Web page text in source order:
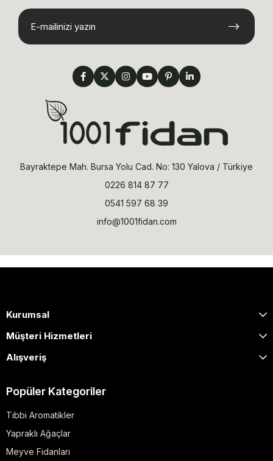
Bayraktepe Mah. Bursa Yolu Cad. No: 130 Yalova / Türkiye
0226 814 87 77
0541 597 68 39
info@1001fidan.com
Kurumsal
Müşteri Hizmetleri
Alışveriş
Popüler Kategoriler
Tıbbi Aromatikler
Yapraklı Ağaçlar
Meyve Fidanları